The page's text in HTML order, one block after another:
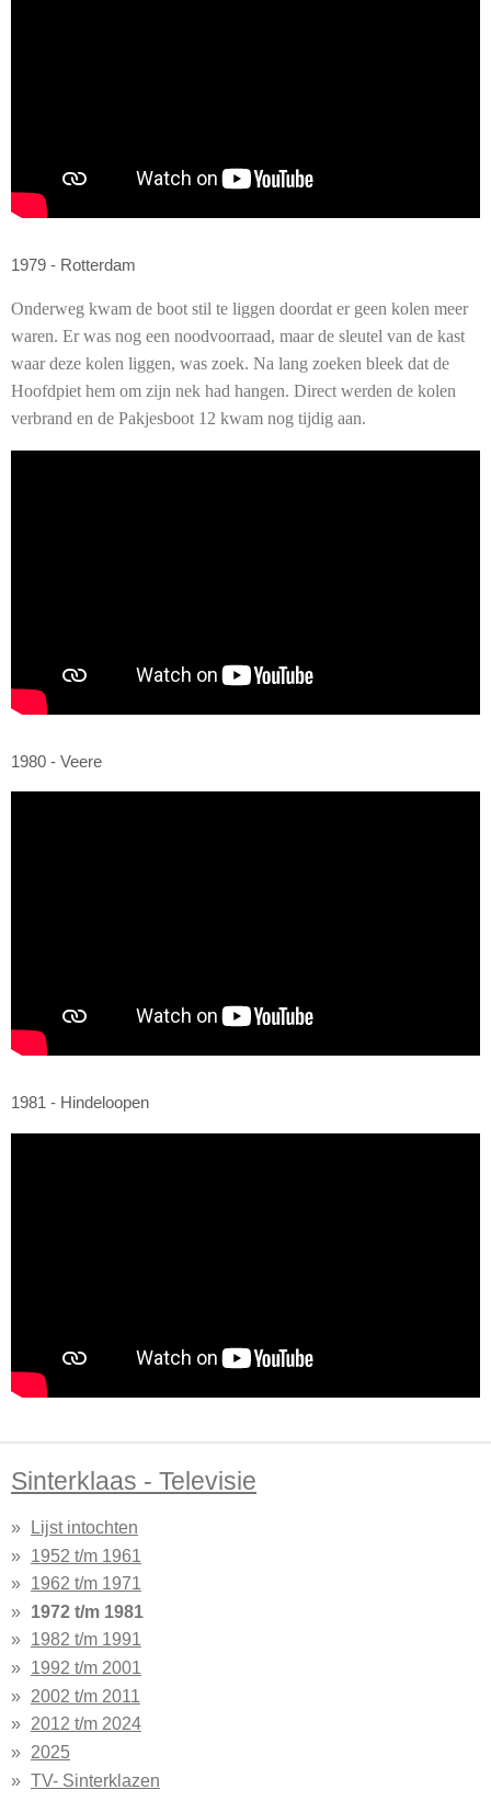
1979 - Rotterdam
Onderweg kwam de boot stil te liggen doordat er geen kolen meer
waren. Er was nog een noodvoorraad, maar de sleutel van de kast
waar deze kolen liggen, was zoek. Na lang zoeken bleek dat de
Hoofdpiet hem om zijn nek had hangen. Direct werden de kolen
verbrand en de Pakjesboot 12 kwam nog tijdig aan.
1980 - Veere
1981 - Hindeloopen
Sinterklaas - Televisie
Lijst intochten
1952 t/m 1961
1962 t/m 1971
1972 t/m 1981
1982 t/m 1991
1992 t/m 2001
2002 t/m 2011
2012 t/m 2024
2025
TV- Sinterklazen